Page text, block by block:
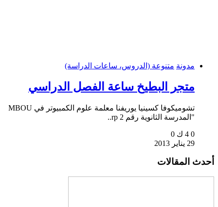
مدونة متنوعة (الدروس، ساعات الدراسة)
متجر البطيخ ساعة الفصل الدراسي
تشوميكوفا كسينيا يوريفنا معلمة علوم الكمبيوتر في MBOU
"المدرسة الثانوية رقم 2 rp..
0 4 ك
0
29 يناير 2013
أحدث المقالات